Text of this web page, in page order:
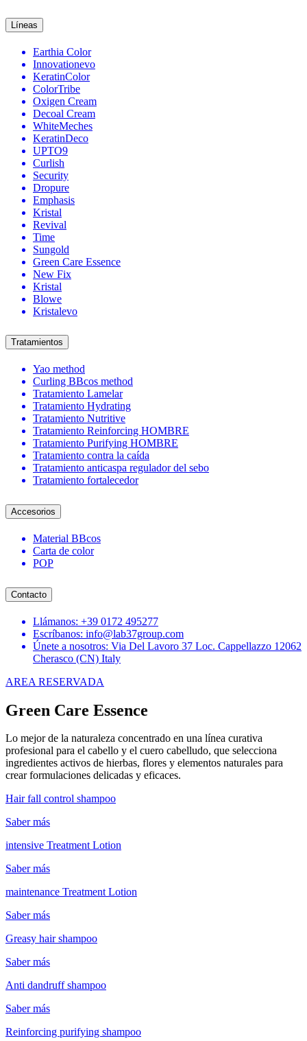
Líneas
Earthia Color
Innovationevo
KeratinColor
ColorTribe
Oxigen Cream
Decoal Cream
WhiteMeches
KeratinDeco
UPTO9
Curlish
Security
Dropure
Emphasis
Kristal
Revival
Time
Sungold
Green Care Essence
New Fix
Kristal
Blowe
Kristalevo
Tratamientos
Yao method
Curling BBcos method
Tratamiento Lamelar
Tratamiento Hydrating
Tratamiento Nutritive
Tratamiento Reinforcing HOMBRE
Tratamiento Purifying HOMBRE
Tratamiento contra la caída
Tratamiento anticaspa regulador del sebo
Tratamiento fortalecedor
Accesorios
Material BBcos
Carta de color
POP
Contacto
Llámanos: +39 0172 495277
Escríbanos: info@lab37group.com
Únete a nosotros: Via Del Lavoro 37 Loc. Cappellazzo 12062
Cherasco (CN) Italy
AREA RESERVADA
Green Care Essence
Lo mejor de la naturaleza concentrado en una línea curativa
profesional para el cabello y el cuero cabelludo, que selecciona
ingredientes activos de hierbas, flores y elementos naturales para
crear formulaciones delicadas y eficaces.
Hair fall control shampoo
Saber más
intensive Treatment Lotion
Saber más
maintenance Treatment Lotion
Saber más
Greasy hair shampoo
Saber más
Anti dandruff shampoo
Saber más
Reinforcing purifying shampoo